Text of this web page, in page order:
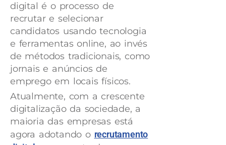
digital é o processo de
recrutar e selecionar
candidatos usando tecnologia
e ferramentas online, ao invés
de métodos tradicionais, como
jornais e anúncios de
emprego em locais físicos.
Atualmente, com a crescente
digitalização da sociedade, a
maioria das empresas está
agora adotando o recrutamento